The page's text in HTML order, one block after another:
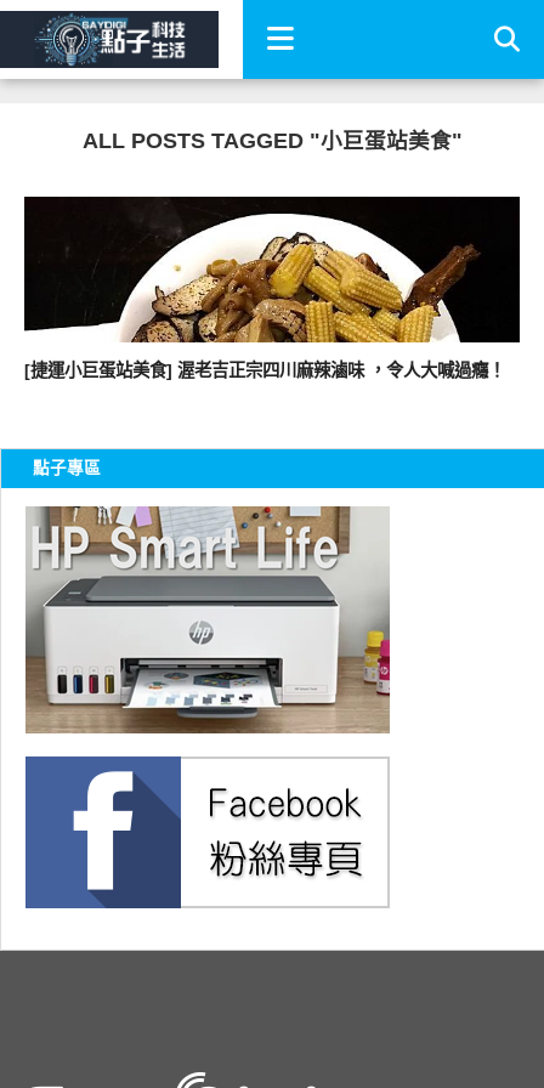
ALL POSTS TAGGED "小巨蛋站美食"
[捷運小巨蛋站美食] 渥老吉正宗四川麻辣滷味 ，令人大喊過癮！
點子專區